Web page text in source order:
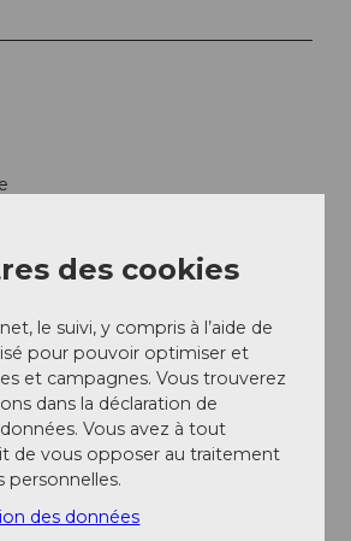
tarifs réduits: Les adultes et les
6 ans doivent payer.
des cookies
le suivi, y compris à l’aide de
pour pouvoir optimiser et
et campagnes. Vous trouverez
dans la déclaration de
Vous avez à tout
de vous opposer au traitement
personnelles.
des données